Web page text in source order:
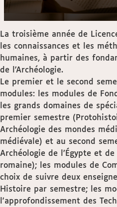
La troisième année de
les connaissances et les
humaines, à partir des
de l'Archéologie.
Le premier et le second
modules: les modules de
les grands domaines de
premier semestre
Archéologie des mondes
médiévale) et au second
Archéologie de l’Égypte et
romaine); les modules de
choix de suivre deux
Histoire par semestre; les
l'approfondissement des